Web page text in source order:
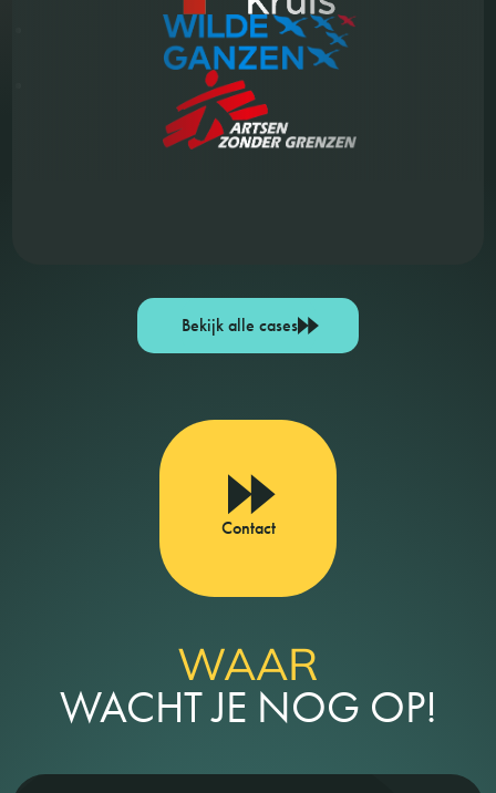
Bekijk alle cases
Contact
WAAR
WACHT JE NOG OP!